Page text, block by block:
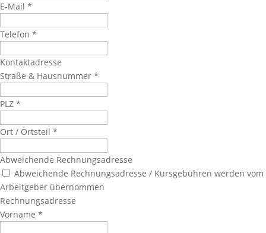
E-Mail *
Telefon *
Kontaktadresse
Straße & Hausnummer *
PLZ *
Ort / Ortsteil *
Abweichende Rechnungsadresse
Abweichende Rechnungsadresse / Kursgebühren werden vom
Arbeitgeber übernommen
Rechnungsadresse
Vorname *